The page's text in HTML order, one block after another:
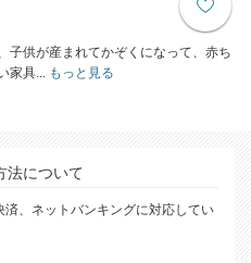
子供が産まれてかぞくになって、赤ち
家具...もっと見る
法について
、ネットバンキングに対応してい